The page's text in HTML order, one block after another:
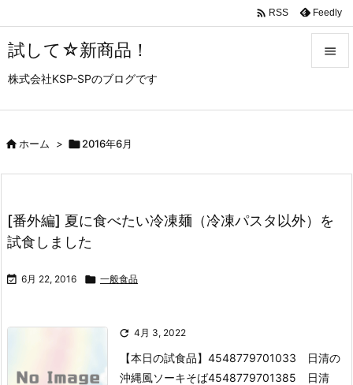
試して☆新商品！
株式会社KSP-SPのブログです

次へ
 RSS Feedly
ホーム > 2016年6月
[番外編] 夏に食べたい冷凍麺（冷凍パスタ以外）を
試食しました
 6月 22, 2016  一般食品
 4月 3, 2022
【本日の試食品】 4548779701033 日清の
沖縄風ソーキそば4548779701385 日清